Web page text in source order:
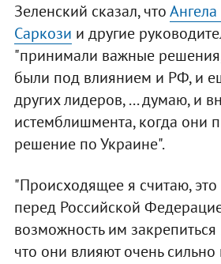
Зеленский сказал, что
Саркози и другие
"принимали важные
были под влиянием и РФ, и
других лидеров, ... думаю, и
истемблишмента, когда они
решение по Украине".
"Происходящее я считаю,
перед Российской
возможность им закрепиться
что они влияют очень